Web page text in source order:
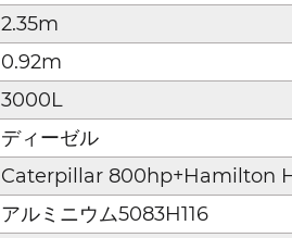
2.35m
0.92m
3000L
ディーゼル
Caterpillar 800hp+Hamilton
アルミニウム5083H116